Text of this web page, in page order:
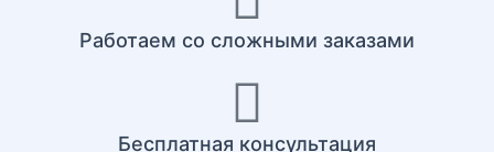
Работаем со сложными заказами
Бесплатная консультация